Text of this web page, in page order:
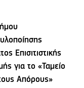
Επισιτιστικής
για το «Ταμείο
Απόρους»